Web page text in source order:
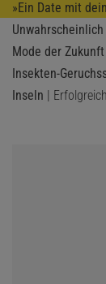
»Ein Date mit
Mode der Zukunft
Insekten-
Inseln |